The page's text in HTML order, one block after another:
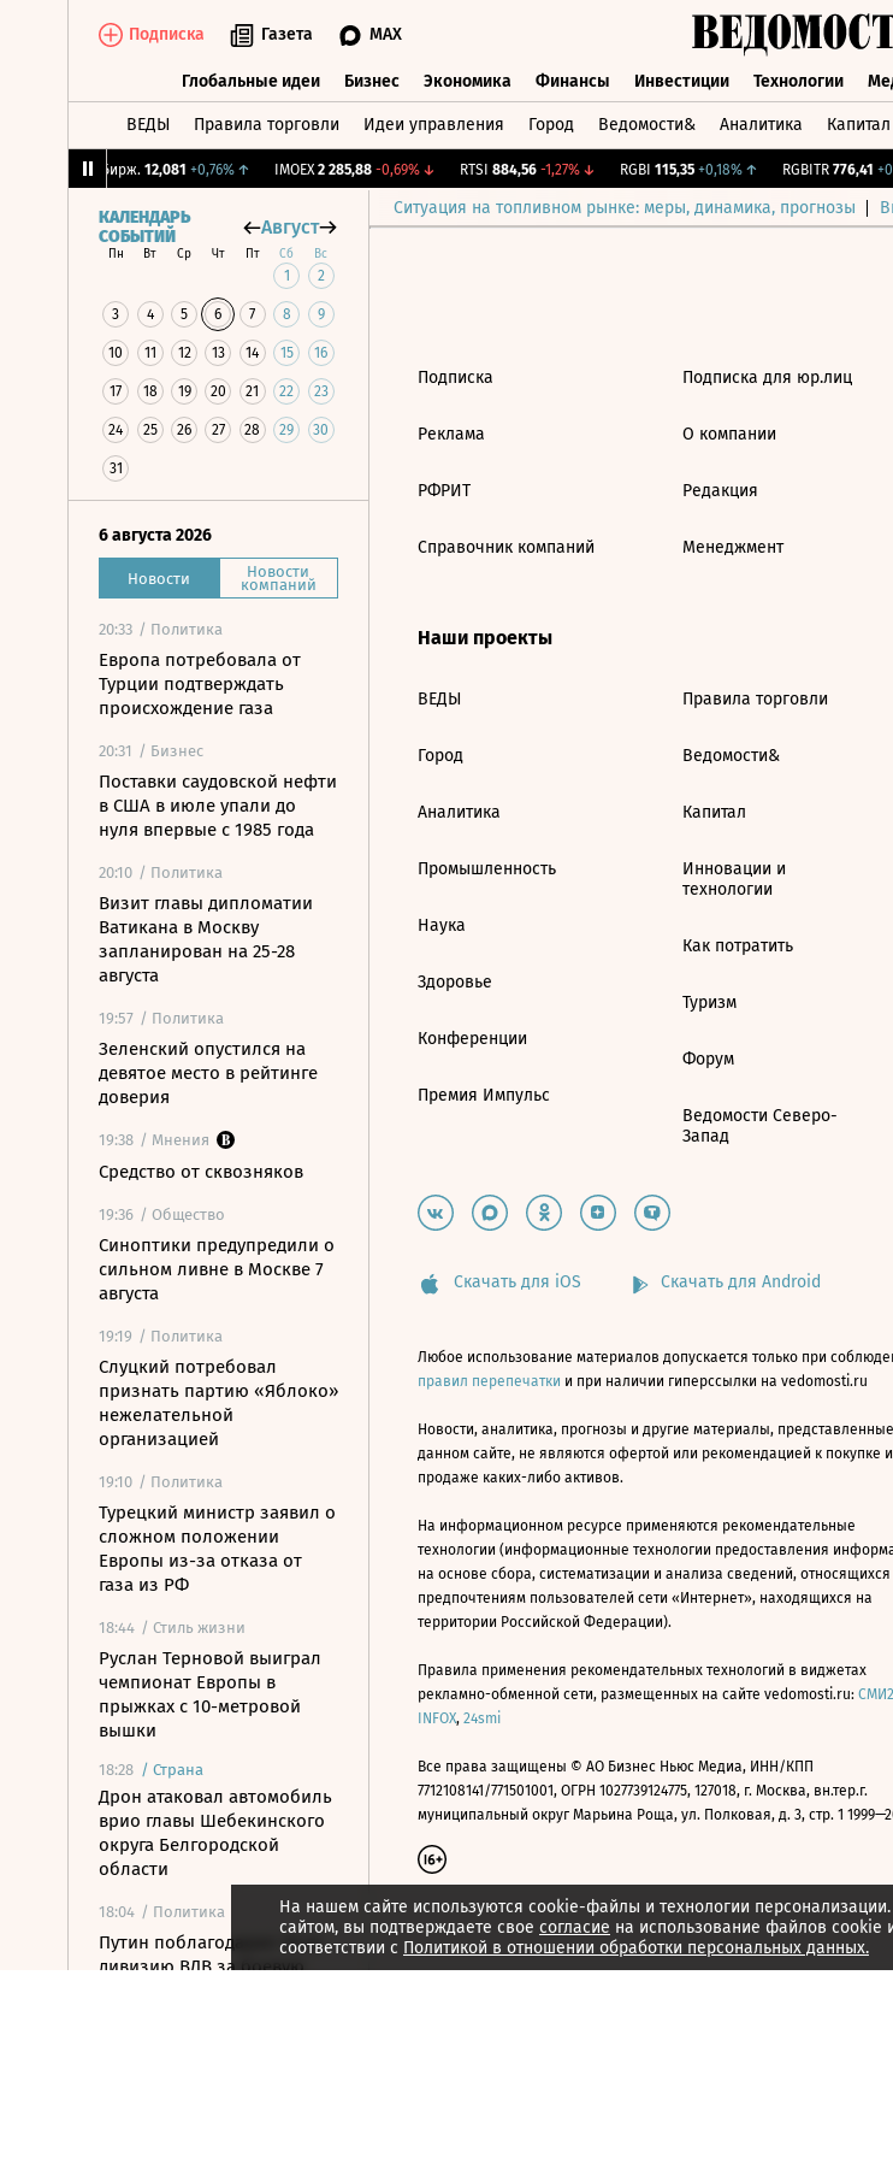
Подписка Газета MAX
Глобальные идеи Бизнес Экономика Финансы Инвестиции Технологии
ВЕДЫ Правила торговли Идеи управления Город Ведомости& Аналитика Капитал
CNY Бирж. 12,081 +0,76%↑ IMOEX 2 285,88 -0,69%↓ RTSI 884,56 -1,27%↓ RGBI 115,35 +0,18%↑ RGBITR 776,41
Ситуация на топливном рынке: меры, динамика, прогнозы
КАЛЕНДАРЬ
СОБЫТИЙ
Август
Пн Вт Ср Чт Пт Сб Вс
1 2
3 4 5 6 7 8 9
10 11 12 13 14 15 16
17 18 19 20 21 22 23
24 25 26 27 28 29 30
31
6 августа 2026
Новости Новости
компаний
20:33 / Политика
Европа потребовала от
Турции подтверждать
происхождение газа
20:31 / Бизнес
Поставки саудовской нефти
в США в июле упали до
нуля впервые с 1985 года
20:10 / Политика
Визит главы дипломатии
Ватикана в Москву
запланирован на 25-28
августа
19:57 / Политика
Зеленский опустился на
девятое место в рейтинге
доверия
19:38 / Мнения
Средство от сквозняков
19:36 / Общество
Синоптики предупредили о
сильном ливне в Москве 7
августа
19:19 / Политика
Слуцкий потребовал
признать партию «Яблоко»
нежелательной
организацией
19:10 / Политика
Турецкий министр заявил о
сложном положении
Европы из-за отказа от
газа из РФ
18:44 / Стиль жизни
Руслан Терновой выиграл
чемпионат Европы в
прыжках с 10-метровой
вышки
18:28 / Страна
Дрон атаковал автомобиль
врио главы Шебекинского
округа Белгородской
области
18:04 / Политика
Путин поблагодарил 76-ю
дивизию ВДВ за боевую
На нашем сайте используются cookie-файлы и технологии
сайтом, вы подтверждаете свое согласие на использование файлов cookie
соответствии с Политикой в отношении обработки персональных данных.
Подписка
Реклама
РФРИТ
Справочник компаний
Подписка для юр.лиц
О компании
Редакция
Менеджмент
Наши проекты
ВЕДЫ
Город
Аналитика
Промышленность
Наука
Здоровье
Конференции
Премия Импульс
Правила торговли
Ведомости&
Капитал
Инновации и
технологии
Как потратить
Туризм
Форум
Ведомости Северо-
Запад
Скачать для iOS Скачать для Android
Любое использование материалов допускается только при
правил перепечатки и при наличии гиперссылки на vedomosti.ru
Новости, аналитика, прогнозы и другие материалы,
данном сайте, не являются офертой или рекомендацией к покупке
продаже каких-либо активов.
На информационном ресурсе применяются рекомендательные
технологии (информационные технологии предоставления
на основе сбора, систематизации и анализа сведений, относящихся
предпочтениям пользователей сети «Интернет», находящихся на
территории Российской Федерации).
Правила применения рекомендательных технологий в виджетах
рекламно-обменной сети, размещенных на сайте vedomosti.ru: СМИ2
INFOX, 24smi
Все права защищены © АО Бизнес Ньюс Медиа, ИНН/КПП
7712108141/771501001, ОГРН 1027739124775, 127018, г. Москва, вн.тер.г.
муниципальный округ Марьина Роща, ул. Полковая, д. 3, стр. 1